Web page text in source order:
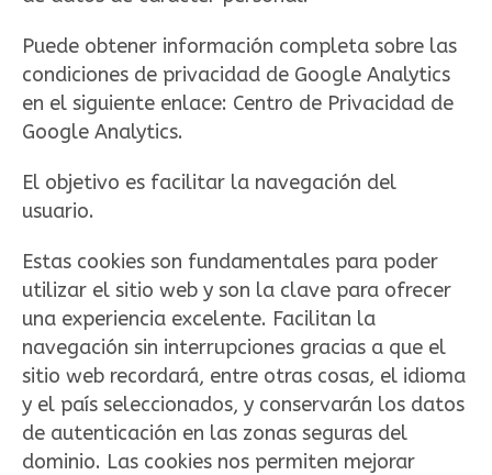
Puede obtener información completa sobre las
condiciones de privacidad de Google Analytics
en el siguiente enlace: Centro de Privacidad de
Google Analytics.
El objetivo es facilitar la navegación del
usuario.
Estas cookies son fundamentales para poder
utilizar el sitio web y son la clave para ofrecer
una experiencia excelente. Facilitan la
navegación sin interrupciones gracias a que el
sitio web recordará, entre otras cosas, el idioma
y el país seleccionados, y conservarán los datos
de autenticación en las zonas seguras del
dominio. Las cookies nos permiten mejorar